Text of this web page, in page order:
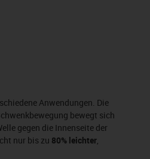
Anwendungen. Die
bewegt sich
gegen die Innenseite der
nur bis zu 80% leichter